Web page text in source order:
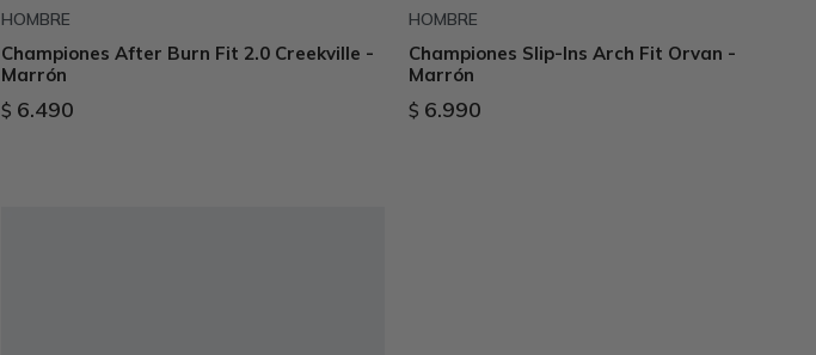
HOMBRE
Championes After Burn Fit 2.0 Creekville -
Marrón
$ 6.490
HOMBRE
Championes Slip-Ins Arch Fit Orvan -
Marrón
$ 6.990